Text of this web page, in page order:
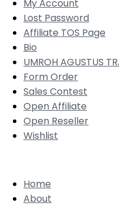
My Account
Lost Password
Affiliate TOS Page
Bio
UMROH AGUSTUS
Form Order
Sales Contest
Open Affiliate
Open Reseller
Wishlist
Home
About